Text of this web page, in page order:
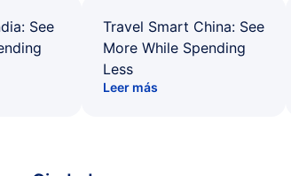
See
Travel Smart China: See
More While Spending
Less
Leer más